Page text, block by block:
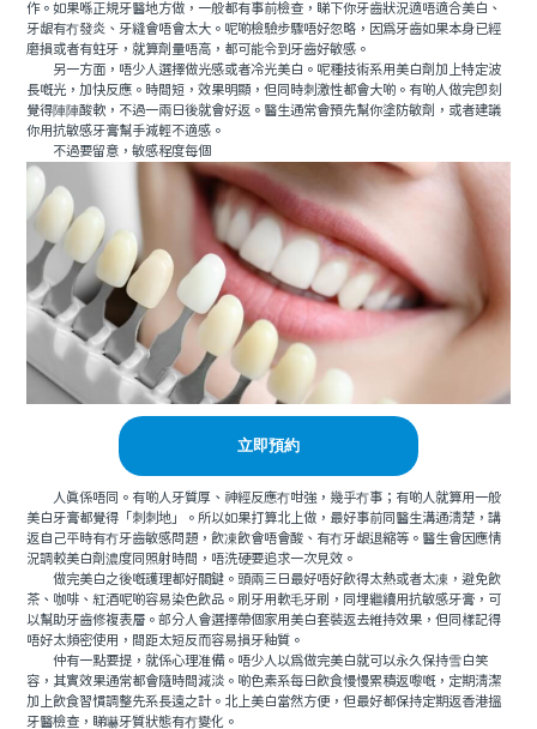
作。如果喺正規牙醫地方做，一般都有事前檢查，睇下你牙齒狀況適唔適合美白、
牙龈有冇發炎、牙縫會唔會太大。呢啲檢驗步驟唔好忽略，因為牙齒如果本身已經
磨損或者有蛀牙，就算劑量唔高，都可能令到牙齒好敏感。
另一方面，唔少人選擇做光感或者冷光美白。呢種技術系用美白劑加上特定波
長嘅光，加快反應。時間短，效果明顯，但同時刺激性都會大啲。有啲人做完即刻
覺得陣陣酸軟，不過一兩日後就會好返。醫生通常會預先幫你塗防敏劑，或者建議
你用抗敏感牙膏幫手減輕不適感。
不過要留意，敏感程度每個
立即預約
人真係唔同。有啲人牙質厚、神經反應冇咁強，幾乎冇事；有啲人就算用一般
美白牙膏都覺得「刺刺地」。所以如果打算北上做，最好事前同醫生溝通清楚，講
返自己平時有冇牙齒敏感問題，飲凍飲會唔會酸、有冇牙龈退縮等。醫生會因應情
況調較美白劑濃度同照射時間，唔洗硬要追求一次見效。
做完美白之後嘅護理都好關鍵。頭兩三日最好唔好飲得太熱或者太凍，避免飲
茶、咖啡、紅酒呢啲容易染色飲品。刷牙用軟毛牙刷，同埋繼續用抗敏感牙膏，可
以幫助牙齒修複表層。部分人會選擇帶個家用美白套裝返去維持效果，但同樣記得
唔好太頻密使用，間距太短反而容易損牙釉質。
仲有一點要提，就係心理准備。唔少人以爲做完美白就可以永久保持雪白笑
容，其實效果通常都會隨時間減淡。啲色素系每日飲食慢慢累積返嚟嘅，定期清潔
加上飲食習慣調整先系長遠之計。北上美白當然方便，但最好都保持定期返香港搵
牙醫檢查，睇嚇牙質狀態有冇變化。